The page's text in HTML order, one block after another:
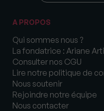
A PROPOS
Qui sommes nous ?
La fondatrice : Ariane
Consulter nos CGU
Lire notre politique de
Nous soutenir
Rejoindre notre équipe
Nous contacter